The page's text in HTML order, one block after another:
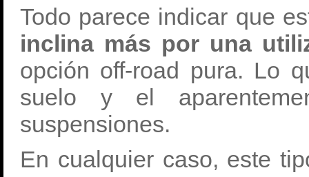
Todo parece indicar que
inclina más por una
opción off-road pura. Lo
suelo y el
suspensiones.
En cualquier caso, este